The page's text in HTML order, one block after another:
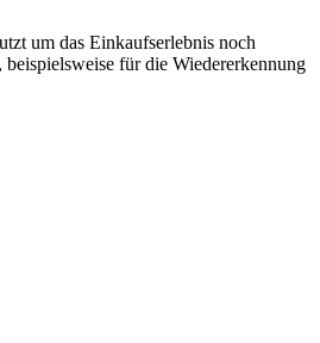
um das Einkaufserlebnis noch
beispielsweise für die Wiedererkennung